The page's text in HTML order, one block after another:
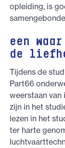
opleiding, is
een
de
Tijdens de
Part66
weerstaan van
zijn in het
lezen in het
ter harte